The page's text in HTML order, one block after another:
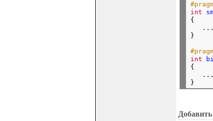
int
{
   ...
}
int
{
   ...